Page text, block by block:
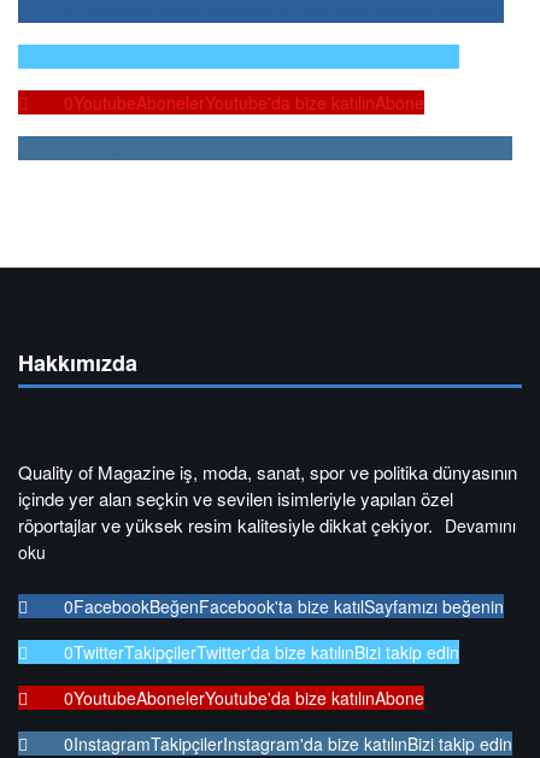
0YoutubeAbonelerYoutube'da bize katılınAbone
Hakkımızda
Quality of Magazine iş, moda, sanat, spor ve politika dünyasının
içinde yer alan seçkin ve sevilen isimleriyle yapılan özel
röportajlar ve yüksek resim kalitesiyle dikkat çekiyor. Devamını
oku
0FacebookBeğenFacebook'ta bize katılSayfamızı beğenin
0TwitterTakipçilerTwitter'da bize katılınBizi takip edin
0YoutubeAbonelerYoutube'da bize katılınAbone
0InstagramTakipçilerInstagram'da bize katılınBizi takip edin